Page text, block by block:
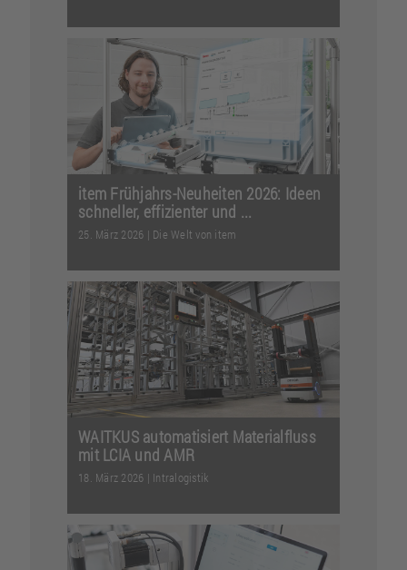
Der Umbau einer Maschine ist oft
schnell beschlossen, doch ab
welchem Punkt ist ein Umbau ...
Weiterlesen
item Frühjahrs-Neuheiten 2026: Ideen
schneller, effizienter und ...
25. März 2026 | Die Welt von item
Neue Lösungen für optimierten
Materialfluss, sichere
Reinraumprozesse, noch einfachere
Onl...Weiterlesen
WAITKUS automatisiert Materialfluss
mit LCIA und AMR
18. März 2026 | Intralogistik
Mit einer Kombination aus AMR und
Low Cost Intelligent Automation (LCIA)